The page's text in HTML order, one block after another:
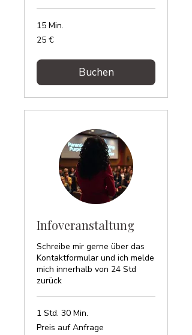
15 Min.
25
Euro
25 €
Buchen
Infoveranstaltung
Schreibe mir gerne über das
Kontaktformular und ich melde
mich innerhalb von 24 Std
zurück
1 Std. 30 Min.
Preis
auf
Preis auf Anfrage